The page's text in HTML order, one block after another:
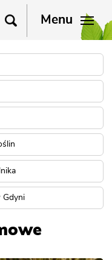
Menu
Gdyni